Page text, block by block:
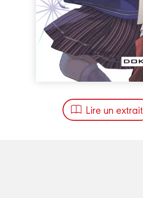
Lire un extrait